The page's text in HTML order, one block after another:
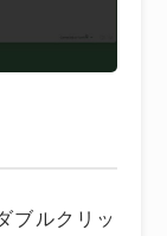
ブルクリッ